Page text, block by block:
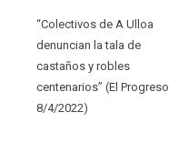
“Colectivos de A Ulloa
denuncian la tala de
castaños y robles
centenarios” (El Progreso
8/4/2022)